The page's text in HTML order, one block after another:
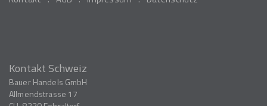
Kontakt Schweiz
Bauer Handels GmbH
Allmendstrasse 17